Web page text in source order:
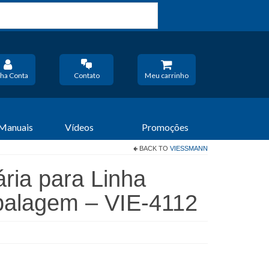
Conta Contato Meu carrinho
Vídeos Promoções
BACK TO VIESSMANN
para Linha
– VIE-4112